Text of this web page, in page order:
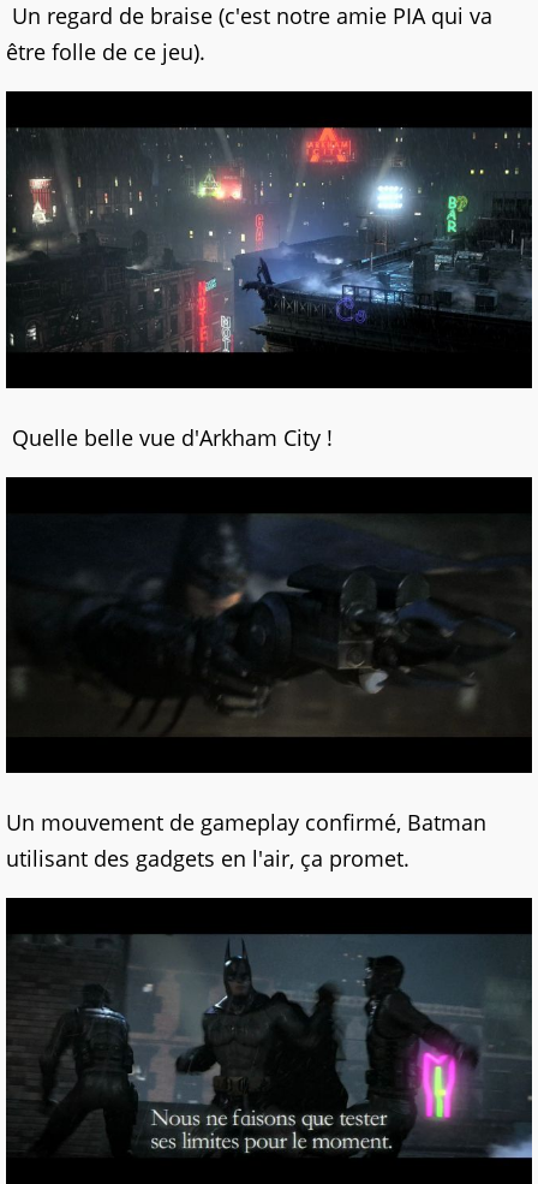
Un regard de braise (c'est notre amie PIA qui va
être folle de ce jeu).
Quelle belle vue d'Arkham City !
Un mouvement de gameplay confirmé, Batman
utilisant des gadgets en l'air, ça promet.